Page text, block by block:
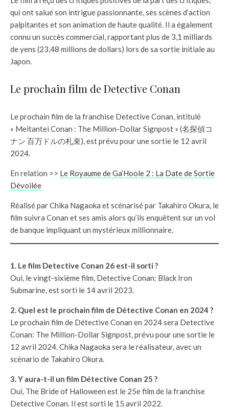
qui ont salué son intrigue passionnante, ses scènes d’action
palpitantes et son animation de haute qualité. Il a également
connu un succès commercial, rapportant plus de 3,1 milliards
de yens (23,48 millions de dollars) lors de sa sortie initiale au
Japon.
Le prochain film de Detective Conan
Le prochain film de la franchise Detective Conan, intitulé
« Meitantei Conan : The Million-Dollar Signpost » (名探偵コ
ナン 百万ドルの札束), est prévu pour une sortie le 12 avril
2024.
En relation >> Le Royaume de Ga’Hoole 2 : La Date de Sortie
Dévoilée
Réalisé par Chika Nagaoka et scénarisé par Takahiro Okura, le
film suivra Conan et ses amis alors qu’ils enquêtent sur un vol
de banque impliquant un mystérieux millionnaire.
1. Le film Detective Conan 26 est-il sorti ?
Oui, le vingt-sixième film, Detective Conan: Black Iron
Submarine, est sorti le 14 avril 2023.
2. Quel est le prochain film de Détective Conan en 2024 ?
Le prochain film de Détective Conan en 2024 sera Detective
Conan: The Million-Dollar Signpost, prévu pour une sortie le
12 avril 2024. Chika Nagaoka sera le réalisateur, avec un
scénario de Takahiro Okura.
3. Y aura-t-il un film Détective Conan 25 ?
Oui, The Bride of Halloween est le 25e film de la franchise
Detective Conan. Il est sorti le 15 avril 2022.